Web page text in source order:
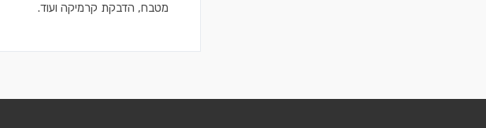
מטבח, הדבקת קרמיקה ועוד.